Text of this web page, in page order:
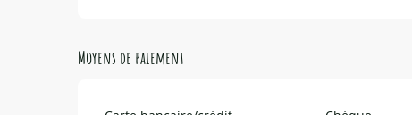
Moyens de paiement